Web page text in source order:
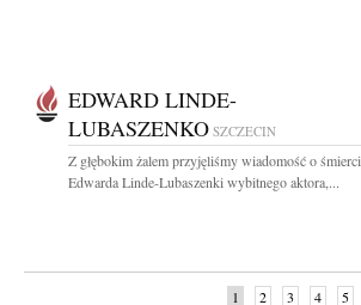
EDWARD LINDE-
LUBASZENKO SZCZECIN
Z głębokim żalem przyjęliśmy wiadomość o śmierci
Edwarda Linde-Lubaszenki wybitnego aktora,...
1 2 3 4 5